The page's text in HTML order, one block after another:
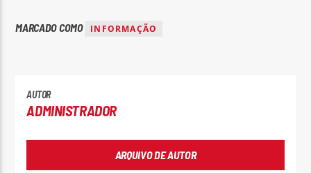
MARCADO COMO INFORMAÇÃO
AUTOR
ADMINISTRADOR
ARQUIVO DE AUTOR